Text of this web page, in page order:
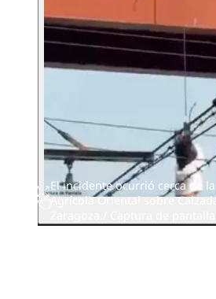
El incidente ocurrió cerca de
Agrícola Oriental sobre